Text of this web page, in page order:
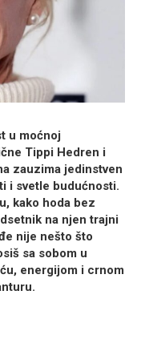
u moćnoj
Tippi Hedren i
zauzima jedinstven
i svetle budućnosti.
kako hoda bez
na njen trajni
nije nešto što
sa sobom u
energijom i crnom